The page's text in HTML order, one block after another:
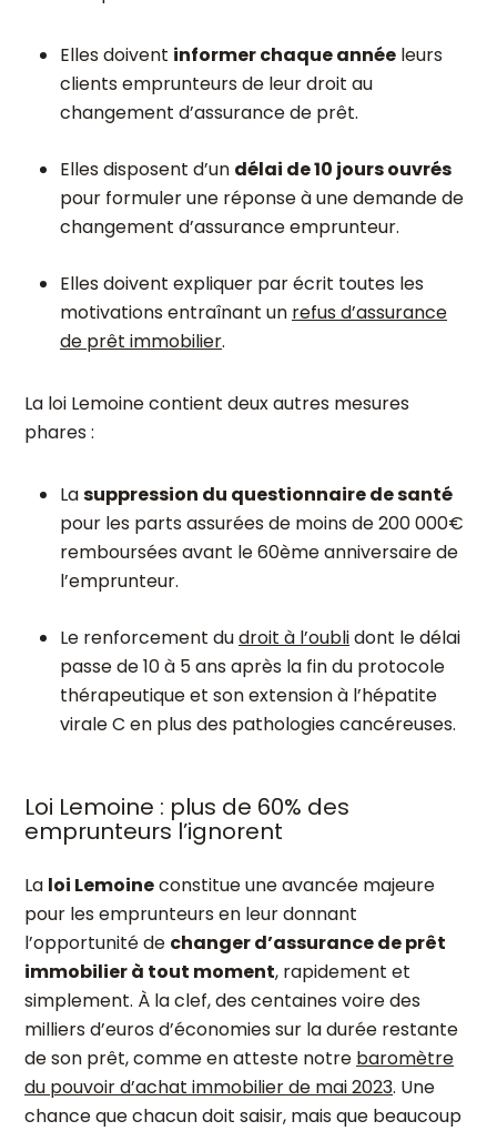
Elles doivent informer chaque année leurs
clients emprunteurs de leur droit au
changement d’assurance de prêt.
Elles disposent d’un délai de 10 jours ouvrés
pour formuler une réponse à une demande de
changement d’assurance emprunteur.
Elles doivent expliquer par écrit toutes les
motivations entraînant un refus d’assurance
de prêt immobilier.
La loi Lemoine contient deux autres mesures
phares :
Lasuppression du questionnaire de santé
pour les parts assurées de moins de 200 000€
remboursées avant le 60èmeanniversaire de
l’emprunteur.
Le renforcement dudroit à l’oublidont le délai
passe de 10 à 5 ans après la fin du protocole
thérapeutique et son extension à l’hépatite
virale C en plus des pathologies cancéreuses.
Loi Lemoine : plus de 60% des
emprunteurs l’ignorent
La loi Lemoineconstitue une avancée majeure
pour les emprunteurs en leur donnant
l’opportunité de changer d’assurance de prêt
immobilier à tout moment, rapidement et
simplement. À la clef, des centaines voire des
milliers d’euros d’économies sur la durée restante
de son prêt, comme en atteste notre baromètre
du pouvoir d’achat immobilier de mai 2023. Une
chance que chacun doit saisir, mais que beaucoup